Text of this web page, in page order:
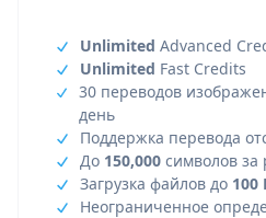
Unlimited Advanced
Unlimited Fast Credits
30 переводов
день
Поддержка перевода
До 150,000 символов за
Загрузка файлов до 100
Неограниченное